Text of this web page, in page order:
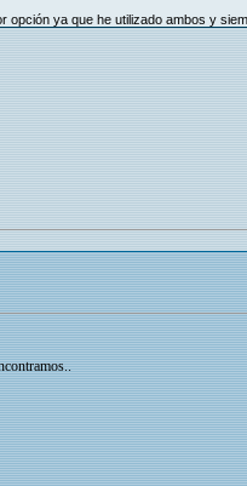
ya que he utilizado ambos y